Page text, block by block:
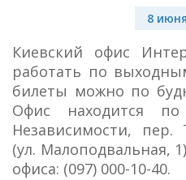
8
Киевский офис
работать по
билеты можно по
Офис находится
Независимости,
(ул. Малоподвальная,
офиса: (097) 000-10-40.